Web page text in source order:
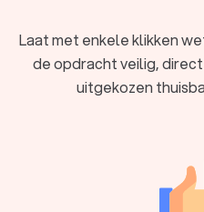
thuisbatterij in Herentals
Welke soorten
elk met hun eigen kenmerken
Laat met enkele klikken
de opdracht veilig,
uitgekozen